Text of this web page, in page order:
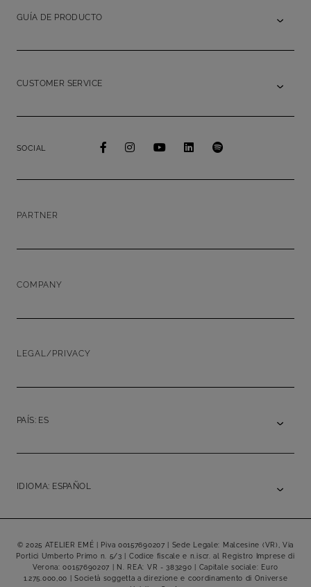
GUÍA DE PRODUCTO
CUSTOMER SERVICE
SOCIAL
PARTNER
COMPANY
LEGAL/PRIVACY
PAÍS: ES
IDIOMA: ESPAÑOL
© 2025 ATELIER EMÉ | Piva 00157690207 | Sede Legale: Malcesine (VR), Via
Portici Umberto Primo n. 5/3 | Codice fiscale e n.iscr. al Registro Imprese di
Verona: 00157690207 | N. REA: VR - 383290 | Capitale sociale: Euro
1.275.000,00 | Società soggetta a direzione e coordinamento di Oniverse